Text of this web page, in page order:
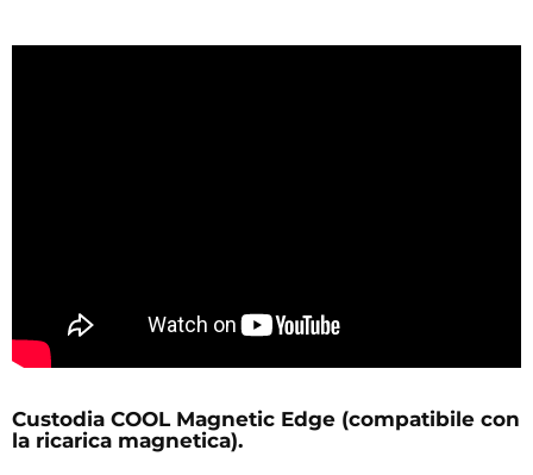
Custodia COOL Magnetic Edge (compatibile con
la ricarica magnetica).